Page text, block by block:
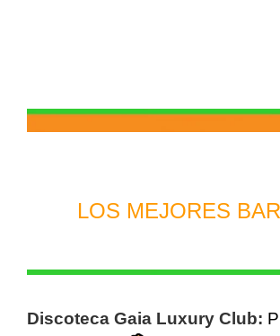
LOS MEJORES
Discoteca Gaia Luxury Club: